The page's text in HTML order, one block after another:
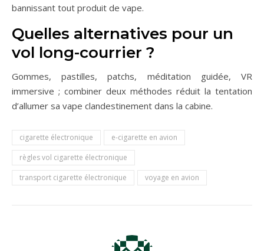
bannissant tout produit de vape.
Quelles alternatives pour un
vol long-courrier ?
Gommes, pastilles, patchs, méditation guidée, VR
immersive ; combiner deux méthodes réduit la tentation
d’allumer sa vape clandestinement dans la cabine.
cigarette électronique
e-cigarette en avion
règles vol cigarette électronique
transport cigarette électronique
voyage en avion